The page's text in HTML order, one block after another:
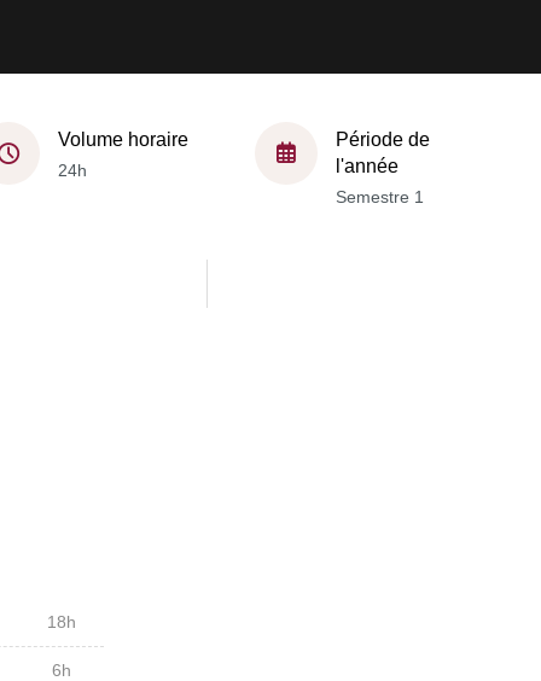
Volume horaire
24h
Période de
l'année
Semestre 1
18h
6h